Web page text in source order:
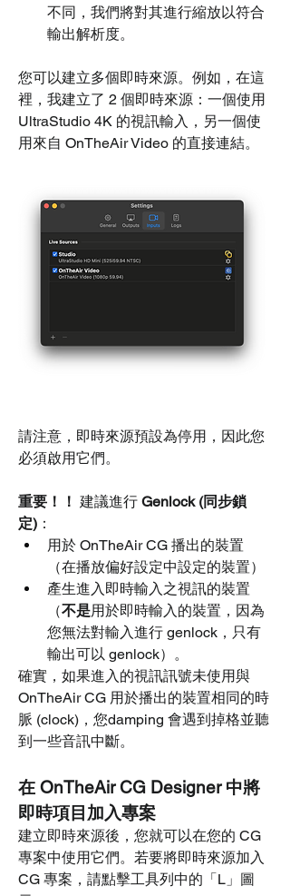
不同，我們將對其進行縮放以符合
輸出解析度。
您可以建立多個即時來源。例如，在這
裡，我建立了 2 個即時來源：一個使用
UltraStudio 4K 的視訊輸入，另一個使
用來自 OnTheAir Video 的直接連結。
請注意，即時來源預設為停用，因此您
必須啟用它們。
重要！！ 建議進行 Genlock (同步鎖
定) ：
用於 OnTheAir CG 播出的裝置
（在播放偏好設定中設定的裝置）
產生進入即時輸入之視訊的裝置
（不是用於即時輸入的裝置，因為
您無法對輸入進行 genlock，只有
輸出可以 genlock）。
確實，如果進入的視訊訊號未使用與
OnTheAir CG 用於播出的裝置相同的時
脈 (clock)，您damping 會遇到掉格並聽
到一些音訊中斷。
在 OnTheAir CG Designer 中將
即時項目加入專案
建立即時來源後，您就可以在您的 CG
專案中使用它們。若要將即時來源加入
CG 專案，請點擊工具列中的「L」圖